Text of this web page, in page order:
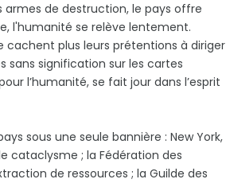
armes de destruction, le pays offre
l'humanité se relève lentement.
cachent plus leurs prétentions à diriger
sans signification sur les cartes
l’humanité, se fait jour dans l’esprit
sous une seule bannière : New York,
cataclysme ; la Fédération des
de ressources ; la Guilde des